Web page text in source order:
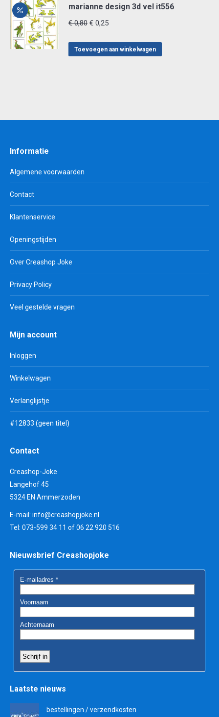
marianne design 3d vel it556
€0,80 Oorspronkelijke
was:
€ 0,25Huidige
is:
Toevoegen aan winkelwagen
Informatie
Algemene voorwaarden
Contact
Klantenservice
Openingstijden
Over Creashop Joke
Privacy Policy
Veel gestelde vragen
Mijn account
Inloggen
Winkelwagen
Verlanglijstje
#12833 (geen titel)
Contact
Creashop-Joke
Langehof 45
5324 EN Ammerzoden
E-mail: info@creashopjoke.nl
Tel: 073-599 34 11 of 06 22 920 516
Nieuwsbrief Creashopjoke
Laatste nieuws
bestellingen / verzendkosten